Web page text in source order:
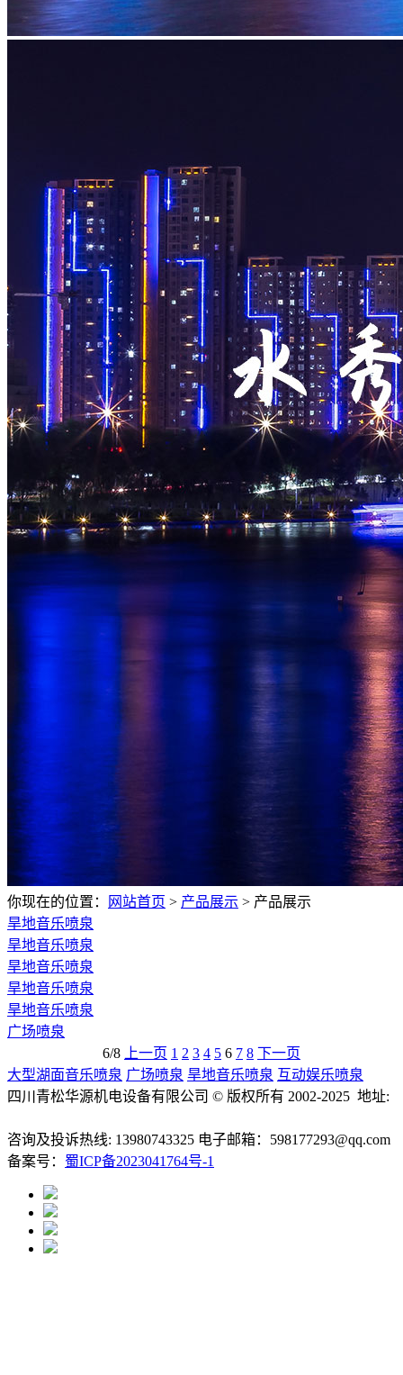
你现在的位置： 网站首页 > 产品展示 > 产品展示
旱地音乐喷泉
旱地音乐喷泉
旱地音乐喷泉
旱地音乐喷泉
旱地音乐喷泉
广场喷泉
6/8
上一页 1 2 3 4 5 6 7 8 下一页
大型湖面音乐喷泉 广场喷泉 旱地音乐喷泉 互动娱乐喷泉
四川青松华源机电设备有限公司 © 版权所有 2002-2025 地址:
咨询及投诉热线: 13980743325 电子邮箱：598177293@qq.com
备案号： 蜀ICP备2023041764号-1